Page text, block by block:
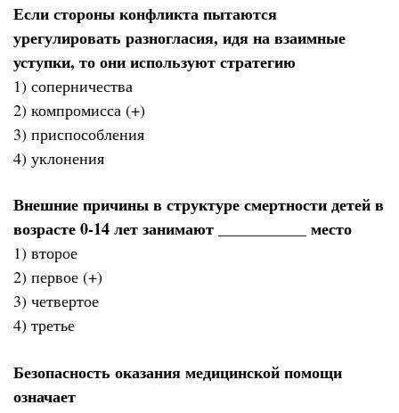
Если стороны конфликта пытаются
урегулировать разногласия, идя на взаимные
уступки, то они используют стратегию
1) соперничества
2) компромисса (+)
3) приспособления
4) уклонения
Внешние причины в структуре смертности детей в
возрасте 0-14 лет занимают ___________ место
1) второе
2) первое (+)
3) четвертое
4) третье
Безопасность оказания медицинской помощи
означает